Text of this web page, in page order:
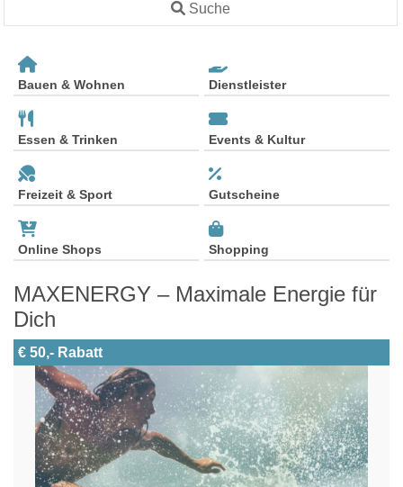
Suche
Bauen & Wohnen Dienstleister
Essen & Trinken Events & Kultur
Freizeit & Sport Gutscheine
Online Shops Shopping
MAXENERGY – Maximale Energie für
Dich
€ 50,- Rabatt